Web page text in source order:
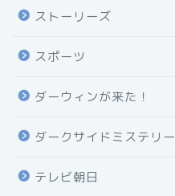
ストーリーズ
スポーツ
ダーウィンが来た！
ダークサイドミステリー
テレビ朝日